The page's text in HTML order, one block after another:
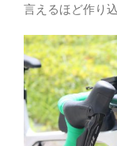
言えるほど作り